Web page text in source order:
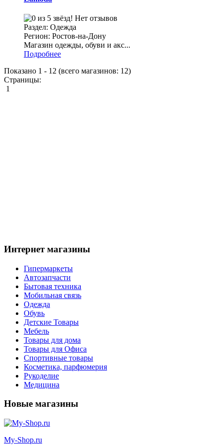
Нет отзывов
Раздел: Одежда
Регион: Ростов-на-Дону
Магазин одежды, обуви и акс...
Подробнее
Показано 1 - 12 (всего магазинов: 12)
Страницы:
1
Интернет магазины
Гипермаркеты
Автозапчасти
Бытовая техника
Мобильная связь
Одежда
Обувь
Детские Товары
Мебель
Товары для дома
Товары для Офиса
Спортивные товары
Косметика, парфюмерия
Рукоделие
Медицина
Новые магазины
My-Shop.ru